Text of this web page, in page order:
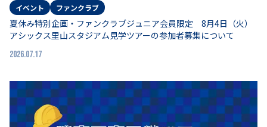
イベント ファンクラブ
夏休み特別企画・ファンクラブジュニア会員限定 8月4日（火）
アシックス里山スタジアム見学ツアーの参加者募集について
2026.07.17